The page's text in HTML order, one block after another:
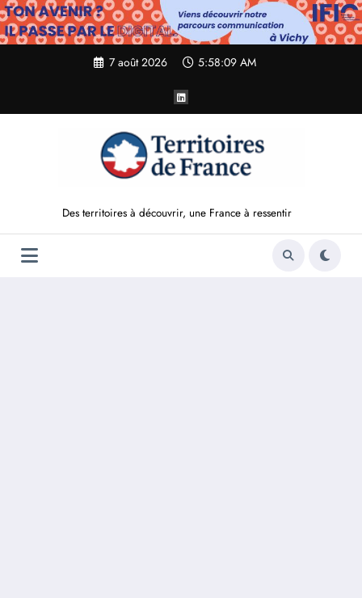
Aller
au
contenu
7 août 2026 5:58:10 AM
Des territoires à découvrir, une France à ressentir